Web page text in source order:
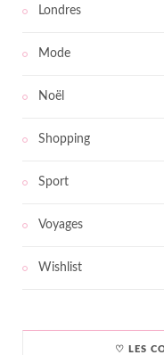
Londres
Mode
Noël
Shopping
Sport
Voyages
Wishlist
♡ LES